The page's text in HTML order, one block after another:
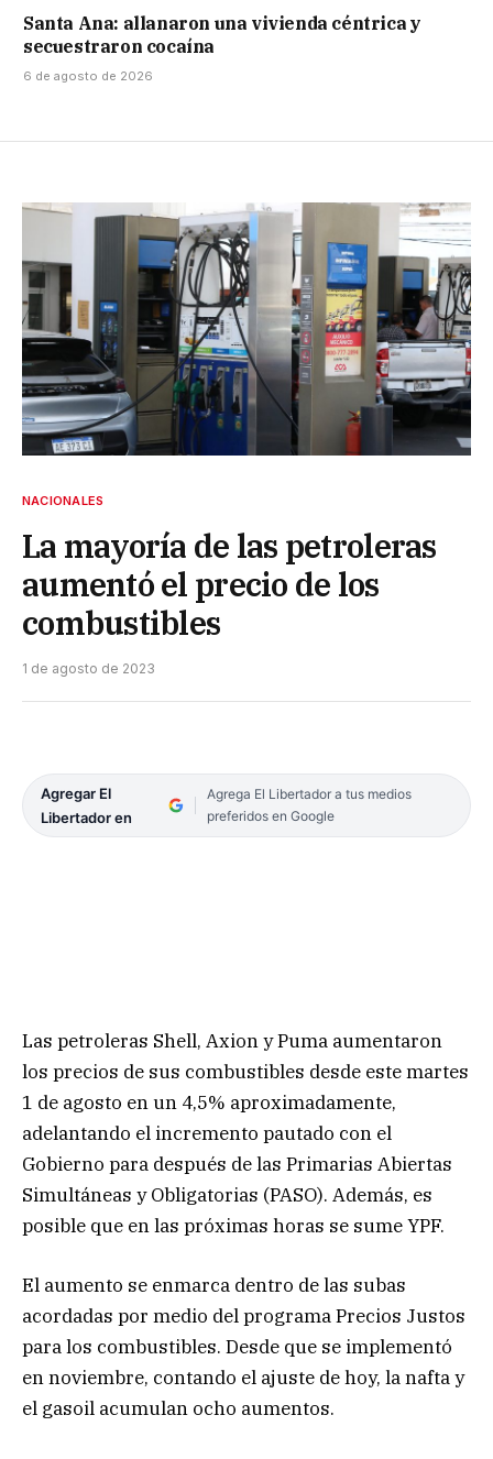
Santa Ana: allanaron una vivienda céntrica y
secuestraron cocaína
6 de agosto de 2026
NACIONALES
La mayoría de las petroleras
aumentó el precio de los
combustibles
1 de agosto de 2023
Agregar El
Libertador en
Agrega El Libertador a tus medios
preferidos en Google
Las petroleras Shell, Axion y Puma aumentaron
los precios de sus combustibles desde este martes
1 de agosto en un 4,5% aproximadamente,
adelantando el incremento pautado con el
Gobierno para después de las Primarias Abiertas
Simultáneas y Obligatorias (PASO). Además, es
posible que en las próximas horas se sume YPF.
El aumento se enmarca dentro de las subas
acordadas por medio del programa Precios Justos
para los combustibles. Desde que se implementó
en noviembre, contando el ajuste de hoy, la nafta y
el gasoil acumulan ocho aumentos.